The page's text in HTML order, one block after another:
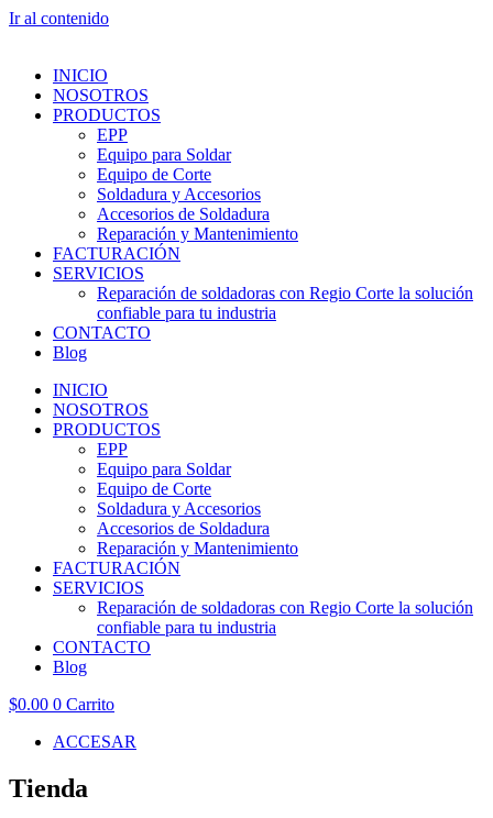
Ir al contenido
INICIO
NOSOTROS
PRODUCTOS
EPP
Equipo para Soldar
Equipo de Corte
Soldadura y Accesorios
Accesorios de Soldadura
Reparación y Mantenimiento
FACTURACIÓN
SERVICIOS
Reparación de soldadoras con Regio Corte la solución
confiable para tu industria
CONTACTO
Blog
INICIO
NOSOTROS
PRODUCTOS
EPP
Equipo para Soldar
Equipo de Corte
Soldadura y Accesorios
Accesorios de Soldadura
Reparación y Mantenimiento
FACTURACIÓN
SERVICIOS
Reparación de soldadoras con Regio Corte la solución
confiable para tu industria
CONTACTO
Blog
$0.00 0 Carrito
ACCESAR
Tienda